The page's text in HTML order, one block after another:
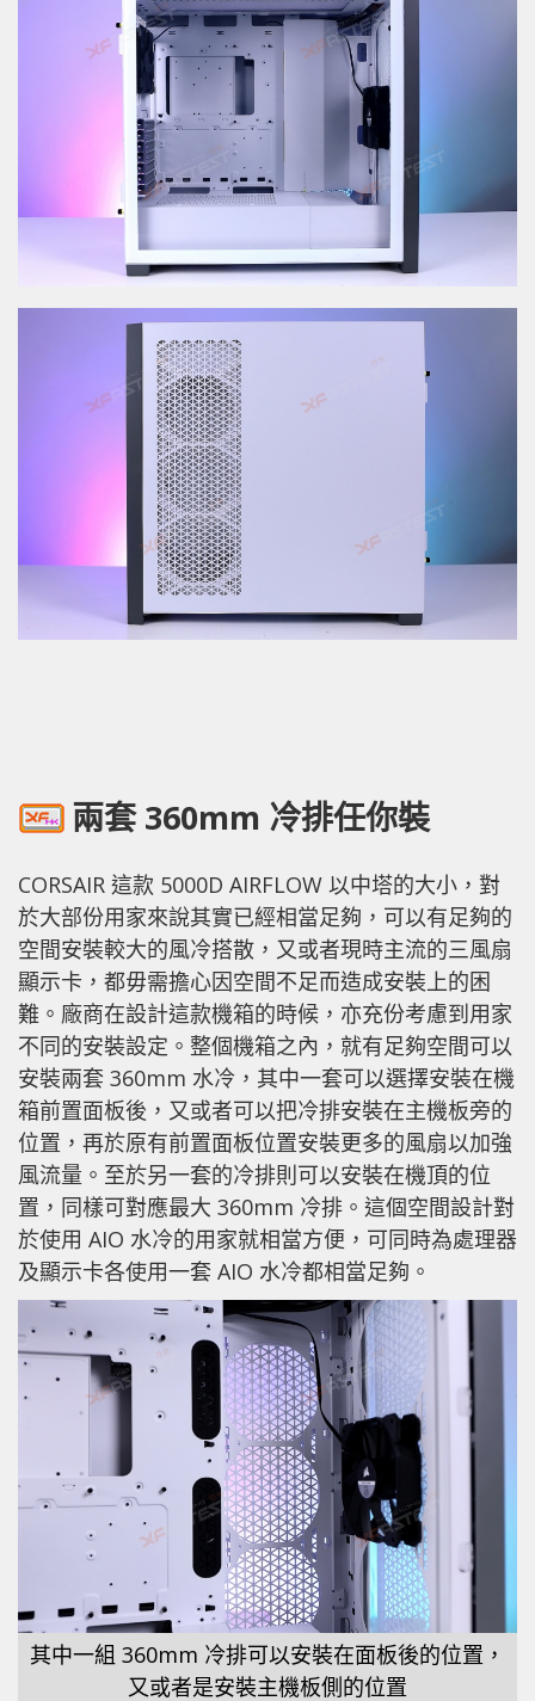
兩套 360mm 冷排任你裝
CORSAIR 這款 5000D AIRFLOW 以中塔的大小，對
於大部份用家來說其實已經相當足夠，可以有足夠的
空間安裝較大的風冷搭散，又或者現時主流的三風扇
顯示卡，都毋需擔心因空間不足而造成安裝上的困
難。廠商在設計這款機箱的時候，亦充份考慮到用家
不同的安裝設定。整個機箱之內，就有足夠空間可以
安裝兩套 360mm 水冷，其中一套可以選擇安裝在機
箱前置面板後，又或者可以把冷排安裝在主機板旁的
位置，再於原有前置面板位置安裝更多的風扇以加強
風流量。至於另一套的冷排則可以安裝在機頂的位
置，同樣可對應最大 360mm 冷排。這個空間設計對
於使用 AIO 水冷的用家就相當方便，可同時為處理器
及顯示卡各使用一套 AIO 水冷都相當足夠。
其中一組 360mm 冷排可以安裝在面板後的位置，
又或者是安裝主機板側的位置